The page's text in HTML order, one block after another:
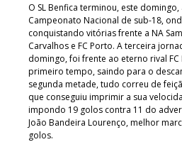
O SL Benfica terminou, este domingo,
Campeonato Nacional de sub-18,
conquistando vitórias frente a NA
Carvalhos e FC Porto. A terceira
domingo, foi frente ao eterno rival
primeiro tempo, saindo para o
segunda metade, tudo correu de
que conseguiu imprimir a sua
impondo 19 golos contra 11 do
João Bandeira Lourenço, melhor
golos.